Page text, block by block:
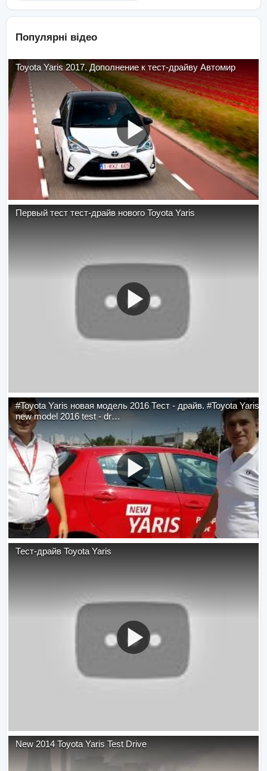
Популярні відео
Toyota Yaris 2017. Дополнение к тест-драйву Автомир
Первый тест тест-драйв нового Toyota Yaris
#Toyota Yaris новая модель 2016 Тест - драйв. #Toyota Yaris
new model 2016 test - dr…
Тест-драйв Toyota Yaris
New 2014 Toyota Yaris Test Drive